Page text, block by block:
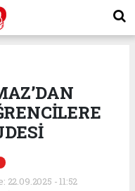
22.09.2025 - 11:52